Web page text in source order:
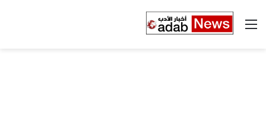
القائمة